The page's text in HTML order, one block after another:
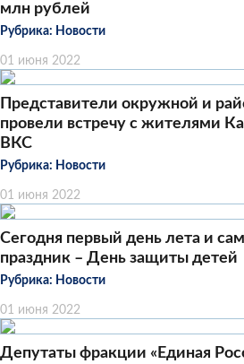
млн рублей
Рубрика: Новости
01 июня 2022
Представители окружной и
провели встречу с жителями
ВКС
Рубрика: Новости
01 июня 2022
Сегодня первый день лета и
праздник – День защиты детей
Рубрика: Новости
01 июня 2022
Депутаты фракции «Единая